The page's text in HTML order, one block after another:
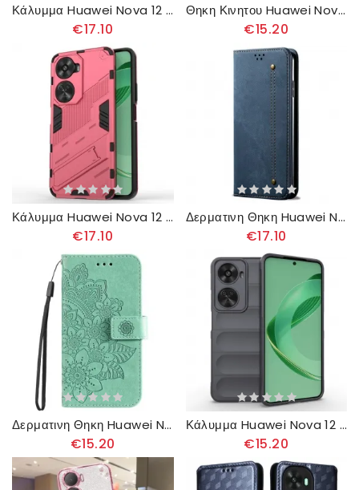
Κάλυμμα Huawei Nova 12 Se Μοτίβο Ρολογιού Kadem Σιλικόνης
€17.10
Θηκη Κινητου Huawei Nova 12 Se Θήκες Κινητών Απλό Με Λουράκι
€15.20
Κάλυμμα Huawei Nova 12 Se Αφαιρούμενη Υποστήριξη Hands-free Δύο Θέσεων
€17.10
Δερματινη Θηκη Huawei Nova 12 Se Θήκες Κινητών Τζιν Ύφασμα
€17.10
Δερματινη Θηκη Huawei Nova 12 Se Floral Σχέδιο Με Λουράκι
€15.20
Κάλυμμα Huawei Nova 12 Se Αντιολισθητικό
€15.20